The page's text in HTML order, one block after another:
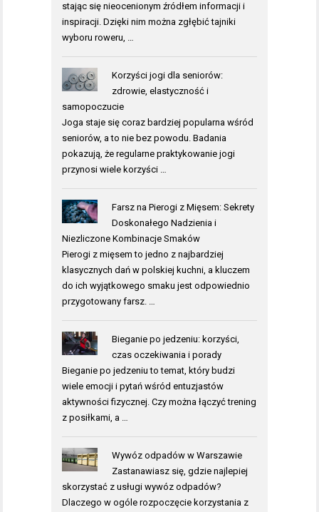
stając się nieocenionym źródłem informacji i
inspiracji. Dzięki nim można zgłębić tajniki
wyboru roweru, …
Korzyści jogi dla seniorów:
zdrowie, elastyczność i
samopoczucie
Joga staje się coraz bardziej popularna wśród
seniorów, a to nie bez powodu. Badania
pokazują, że regularne praktykowanie jogi
przynosi wiele korzyści …
Farsz na Pierogi z Mięsem: Sekrety
Doskonałego Nadzienia i
Niezliczone Kombinacje Smaków
Pierogi z mięsem to jedno z najbardziej
klasycznych dań w polskiej kuchni, a kluczem
do ich wyjątkowego smaku jest odpowiednio
przygotowany farsz. …
Bieganie po jedzeniu: korzyści,
czas oczekiwania i porady
Bieganie po jedzeniu to temat, który budzi
wiele emocji i pytań wśród entuzjastów
aktywności fizycznej. Czy można łączyć trening
z posiłkami, a …
Wywóz odpadów w Warszawie
Zastanawiasz się, gdzie najlepiej
skorzystać z usługi wywóz odpadów?
Dlaczego w ogóle rozpoczęcie korzystania z